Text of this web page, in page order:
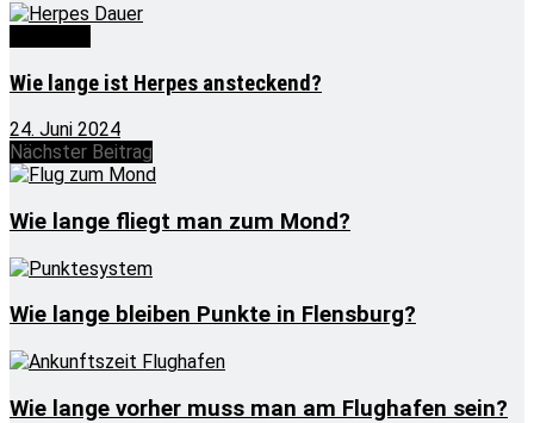
Wie lange ist Herpes ansteckend?
24. Juni 2024
Nächster Beitrag
Wie lange fliegt man zum Mond?
Wie lange bleiben Punkte in Flensburg?
Wie lange vorher muss man am Flughafen sein?